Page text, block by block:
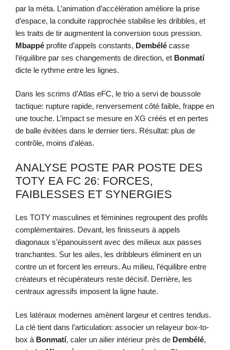
par la méta. L’animation d’accélération améliore la prise
d’espace, la conduite rapprochée stabilise les dribbles, et
les traits de tir augmentent la conversion sous pression.
Mbappé profite d’appels constants, Dembélé casse
l’équilibre par ses changements de direction, et Bonmatí
dicte le rythme entre les lignes.
Dans les scrims d’Atlas eFC, le trio a servi de boussole
tactique: rupture rapide, renversement côté faible, frappe en
une touche. L’impact se mesure en XG créés et en pertes
de balle évitées dans le dernier tiers. Résultat: plus de
contrôle, moins d’aléas.
ANALYSE POSTE PAR POSTE DES
TOTY EA FC 26: FORCES,
FAIBLESSES ET SYNERGIES
Les TOTY masculines et féminines regroupent des profils
complémentaires. Devant, les finisseurs à appels
diagonaux s’épanouissent avec des milieux aux passes
tranchantes. Sur les ailes, les dribbleurs éliminent en un
contre un et forcent les erreurs. Au milieu, l’équilibre entre
créateurs et récupérateurs reste décisif. Derrière, les
centraux agressifs imposent la ligne haute.
Les latéraux modernes amènent largeur et centres tendus.
La clé tient dans l’articulation: associer un relayeur box-to-
box à Bonmatí, caler un ailier intérieur près de Dembélé,